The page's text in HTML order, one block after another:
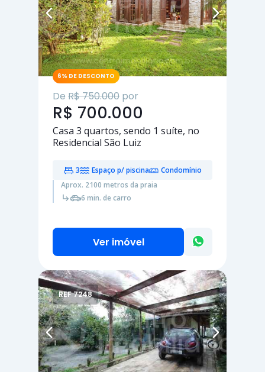
6% DE DESCONTO
De R$ 750.000 por
R$ 700.000
Casa 3 quartos, sendo 1 suíte, no
Residencial São Luiz
3 Espaço p/ piscina
Condomínio
Aprox. 2100 metros da praia
6 min. de carro
Ver imóvel
REF 7248